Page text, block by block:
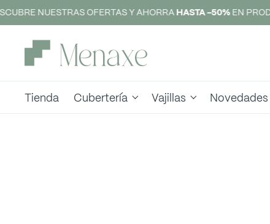
NUESTRAS OFERTAS Y AHORRA HASTA -50%EN
Tienda Cubertería Vajillas Novedades